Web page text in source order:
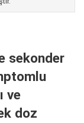
sekonder
ve
doz